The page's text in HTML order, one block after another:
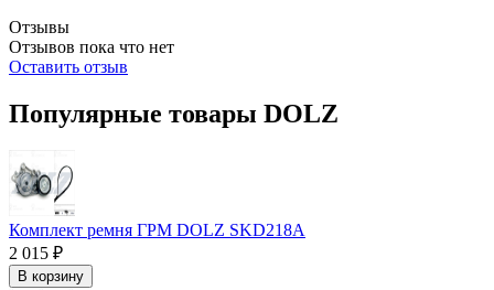
Отзывы
Отзывов пока что нет
Оставить отзыв
Популярные товары DOLZ
Комплект ремня ГРМ DOLZ SKD218A
2 015 ₽
В корзину